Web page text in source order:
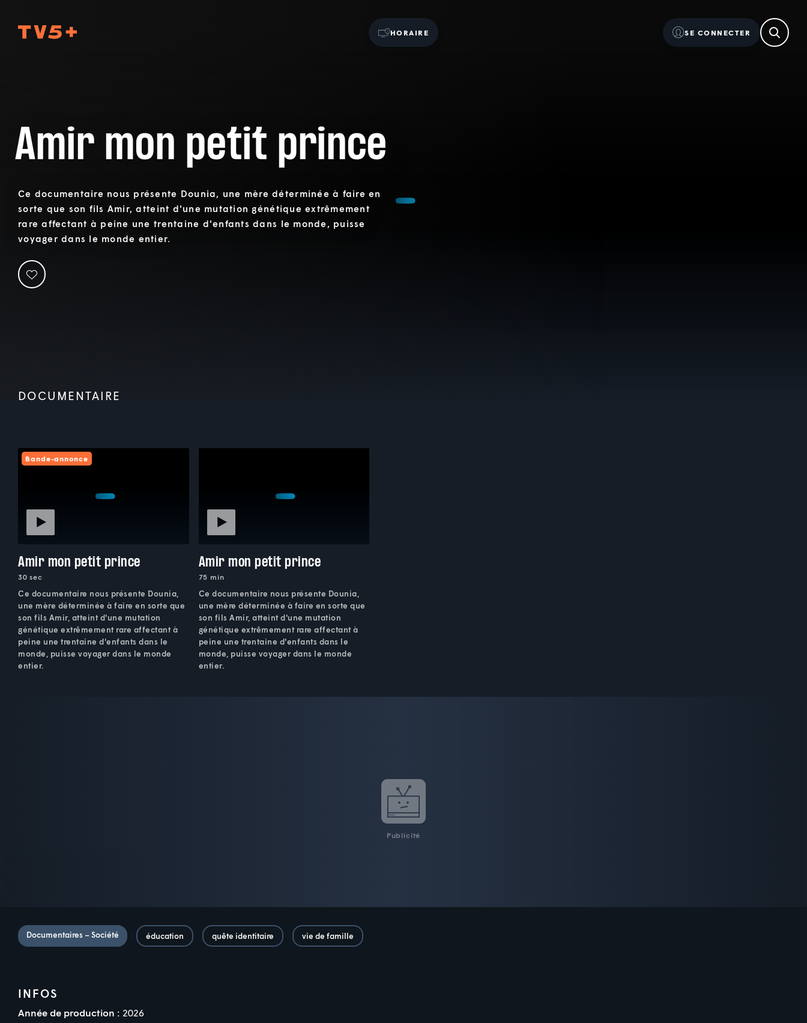
HORAIRE SE CONNECTER
Amir mon petit prince
Ce documentaire nous présente Dounia, une mère déterminée à faire en
sorte que son fils Amir, atteint d'une mutation génétique extrêmement
rare affectant à peine une trentaine d'enfants dans le monde, puisse
voyager dans le monde entier.
DOCUMENTAIRE
Bande-annonce
Amir mon petit prince
30 sec
Ce documentaire nous présente Dounia,
une mère déterminée à faire en sorte que
son fils Amir, atteint d'une mutation
génétique extrêmement rare affectant à
peine une trentaine d'enfants dans le
monde, puisse voyager dans le monde
entier.
Amir mon petit prince
75 min
Ce documentaire nous présente Dounia,
une mère déterminée à faire en sorte que
son fils Amir, atteint d'une mutation
génétique extrêmement rare affectant à
peine une trentaine d'enfants dans le
monde, puisse voyager dans le monde
entier.
Publicité
Documentaires – Société éducation quête identitaire vie de famille
INFOS
Année de production : 2026